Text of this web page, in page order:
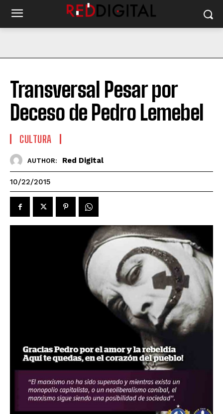
Transversal Pesar por
Deceso de Pedro Lemebel
CULTURA
AUTHOR: Red Digital
10/22/2015